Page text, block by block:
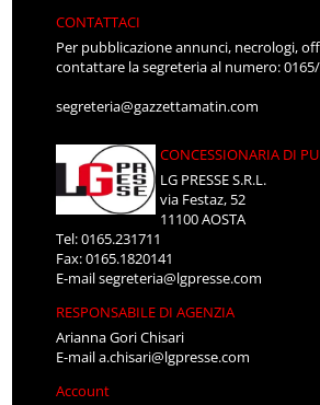
CONTATTACI
Per pubblicazione annunci, necrologi,
contattare la segreteria al numero: 0165/
segreteria@gazzettamatin.com
CONCESSIONARIA DI
LG PRESSE S.R.L.
via Festaz, 52
11100 AOSTA
Tel: 0165.231711
Fax: 0165.1820141
E-mailsegreteria@lgpresse.com
RESPONSABILE DI AGENZIA
Arianna Gori Chisari
E-maila.chisari@lgpresse.com
Account